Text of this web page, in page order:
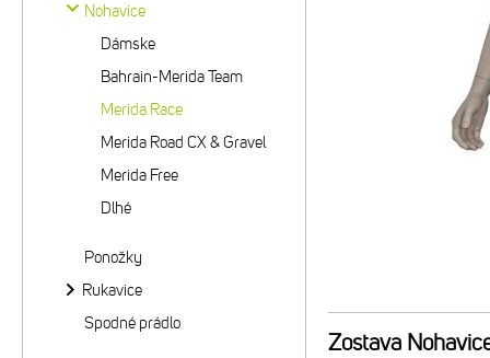
Zostava
Nohavice
Dámske
Bahrain-Merida Team
Merida Race
Merida Road CX & Gravel
Merida Free
Dlhé
Ponožky
Rukavice
Spodné prádlo